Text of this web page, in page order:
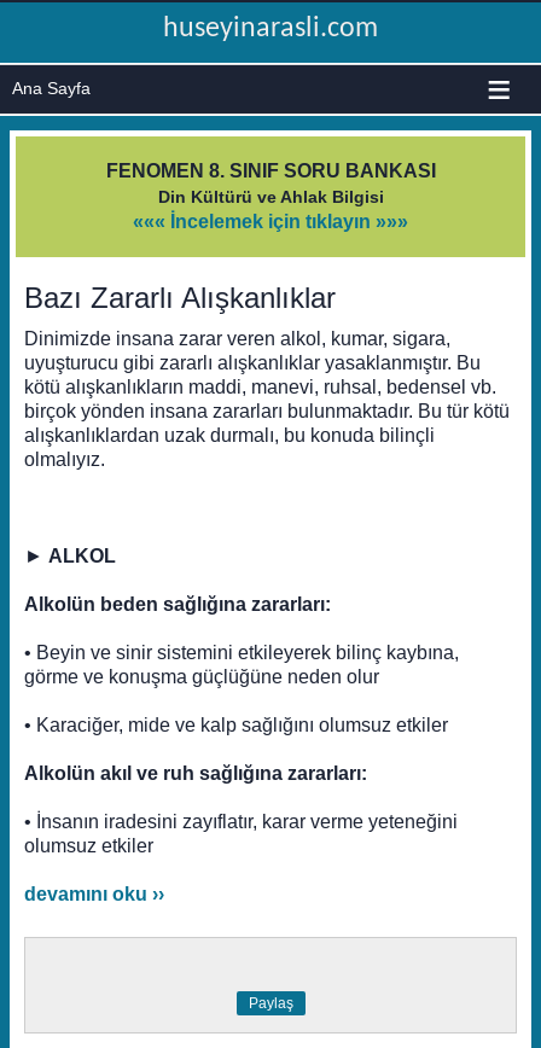
huseyinarasli.com
≡
FENOMEN 8. SINIF SORU BANKASI
Din Kültürü ve Ahlak Bilgisi
««« İncelemek için tıklayın »»»
Bazı Zararlı Alışkanlıklar
Dinimizde insana zarar veren alkol, kumar, sigara,
uyuşturucu gibi zararlı alışkanlıklar yasaklanmıştır. Bu
kötü alışkanlıkların maddi, manevi, ruhsal, bedensel vb.
birçok yönden insana zararları bulunmaktadır. Bu tür kötü
alışkanlıklardan uzak durmalı, bu konuda bilinçli
olmalıyız.
► ALKOL
Alkolün beden sağlığına zararları:
• Beyin ve sinir sistemini etkileyerek bilinç kaybına,
görme ve konuşma güçlüğüne neden olur
• Karaciğer, mide ve kalp sağlığını olumsuz etkiler
Alkolün akıl ve ruh sağlığına zararları:
• İnsanın iradesini zayıflatır, karar verme yeteneğini
olumsuz etkiler
devamını oku ››
Paylaş